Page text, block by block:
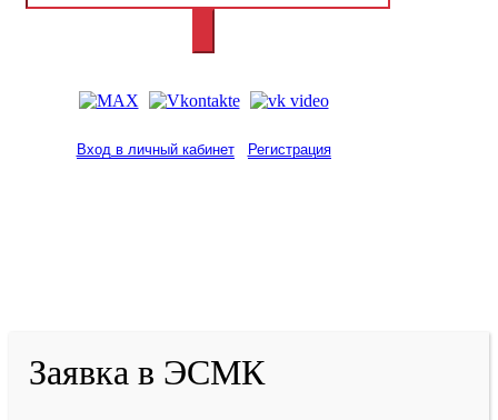
Вход в личный кабинет Регистрация
Заявка в ЭСМК